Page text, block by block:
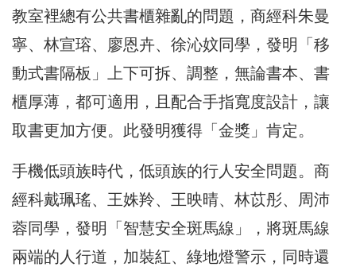
教室裡總有公共書櫃雜亂的問題，商經科朱曼
寧、林宣瑢、廖恩卉、 徐沁妏同學，發明「移
動式書隔板」上下可拆、調整，無論書本、 書
櫃厚薄，都可適用，且配合手指寬度設計，讓
取書更加方便。 此發明獲得「金獎」肯定。
手機低頭族時代，低頭族的行人安全問題。商
經科戴珮瑤、王姝羚、 王映晴、林苡彤、周沛
蓉同學，發明「智慧安全斑馬線」， 將斑馬線
兩端的人行道，加裝紅、綠地燈警示，同時還